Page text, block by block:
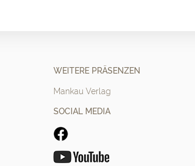
WEITERE PRÄSENZEN
Mankau Verlag
SOCIAL MEDIA